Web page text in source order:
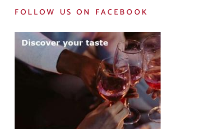
FOLLOW US ON FACEBOOK